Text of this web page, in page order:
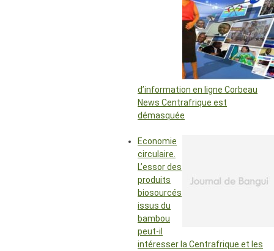
d’information en ligne Corbeau
News Centrafrique est
démasquée
Economie
circulaire.
L’essor des
produits
biosourcés
issus du
bambou
peut-il
intéresser la Centrafrique et les